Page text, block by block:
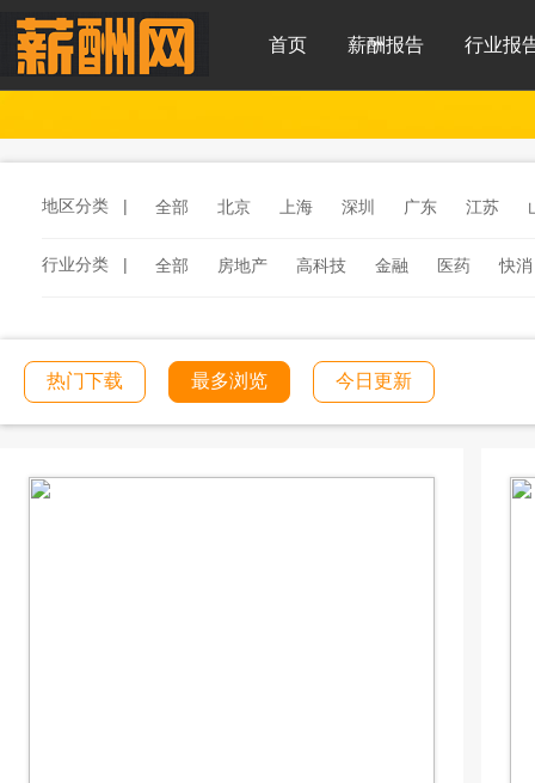
首页 薪酬报告 行业报
地区分类 | 全部 北京 上海 深圳 广东 江苏
行业分类 | 全部 房地产 高科技 金融 医药
快消
工程建筑
文化传媒 学校教育 医院医疗
热门下载 最多浏览 今日更新